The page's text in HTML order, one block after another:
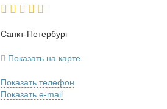
Санкт-Пе­тер­бург
Показать на карте
Показать телефон
Показать e-mail